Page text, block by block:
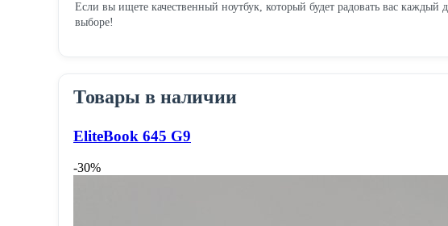
Если вы ищете качественный ноутбук, который будет радовать вас каждый
выборе!
Товары в наличии
EliteBook 645 G9
-30%